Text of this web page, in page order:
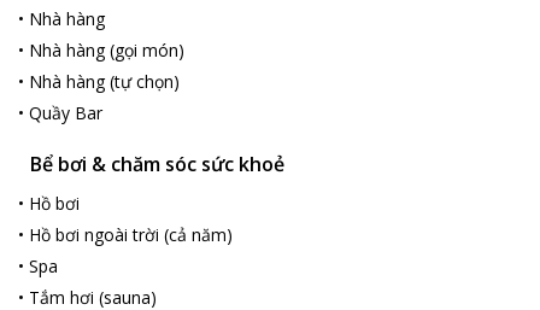
• Nhà hàng
• Nhà hàng (gọi món)
• Nhà hàng (tự chọn)
• Quầy Bar
Bể bơi & chăm sóc sức khoẻ
• Hồ bơi
• Hồ bơi ngoài trời (cả năm)
• Spa
• Tắm hơi (sauna)